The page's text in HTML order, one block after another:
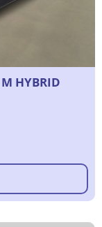
HYBRID